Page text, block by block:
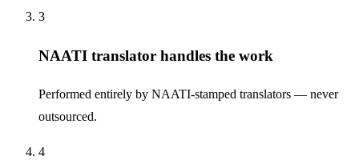
3
NAATI translator handles the work
Performed entirely by NAATI-stamped translators — never
outsourced.
4